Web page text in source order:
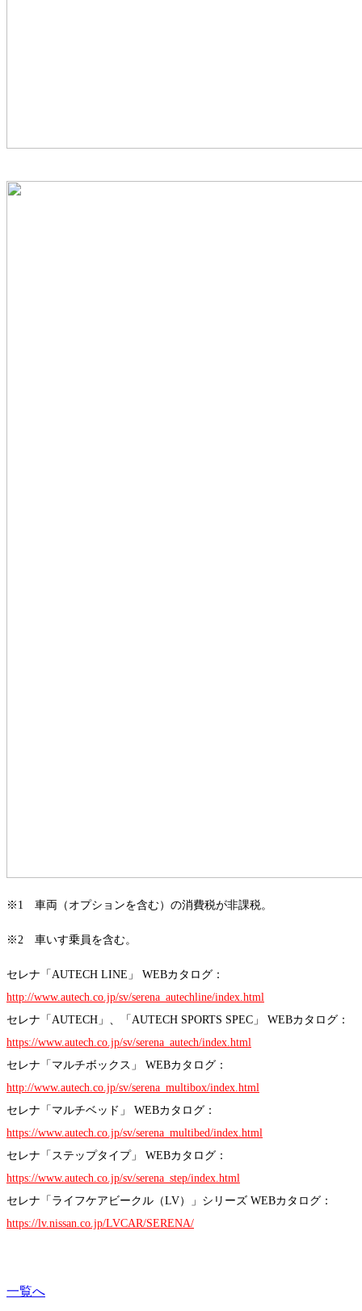
※1 車両（オプションを含む）の消費税が非課税。
※2 車いす乗員を含む。
セレナ「AUTECH LINE」 WEBカタログ：
http://www.autech.co.jp/sv/serena_autechline/index.html
セレナ「AUTECH」、「AUTECH SPORTS SPEC」 WEBカタログ：
https://www.autech.co.jp/sv/serena_autech/index.html
セレナ「マルチボックス」 WEBカタログ：
http://www.autech.co.jp/sv/serena_multibox/index.html
セレナ「マルチベッド」 WEBカタログ：
https://www.autech.co.jp/sv/serena_multibed/index.html
セレナ「ステップタイプ」 WEBカタログ：
https://www.autech.co.jp/sv/serena_step/index.html
セレナ「ライフケアビークル（LV）」シリーズ WEBカタログ：
https://lv.nissan.co.jp/LVCAR/SERENA/
一覧へ